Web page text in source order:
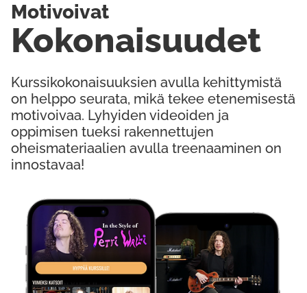
Kurssikokonaisuuksien avulla kehittymistä
on helppo seurata, mikä tekee etenemisestä
motivoivaa. Lyhyiden videoiden ja
oppimisen tueksi rakennettujen
oheismateriaalien avulla treenaaminen on
innostavaa!
Kokonaisuudet
Motivoivat